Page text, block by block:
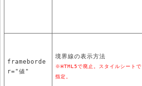
frameborde
r="値"
境界線の表示方法
※HTML5で廃止。スタイルシートで
指定。